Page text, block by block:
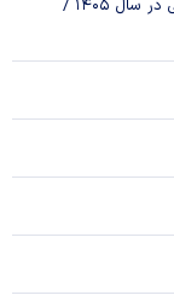
نتایج نهمین مرحله از حراج اوراق مالی اسلامی دولتی در سال ۱۴۰۵ /